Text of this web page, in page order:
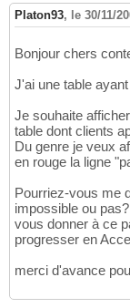
Platon93, le 30/11/
Bonjour chers
J'ai une table
Je souhaite
table dont clients
Du genre je veux
en rouge la ligne
Pourriez-vous me
impossible ou
vous donner à ce
progresser en
merci d'avance